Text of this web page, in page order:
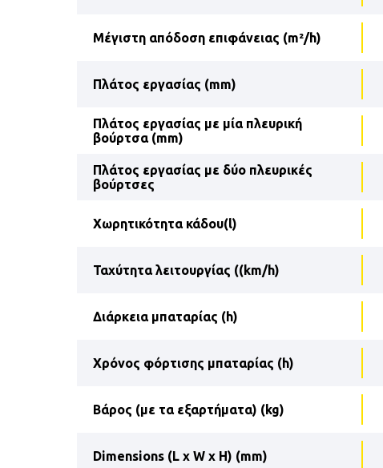
Μέγιστη απόδοση επιφάνειας (m²/h)
Πλάτος εργασίας (mm)
Πλάτος εργασίας με μία πλευρική
βούρτσα (mm)
Πλάτος εργασίας με δύο πλευρικές
βούρτσες
Χωρητικότητα κάδου(l)
Ταχύτητα λειτουργίας ((km/h)
Διάρκεια μπαταρίας (h)
Χρόνος φόρτισης μπαταρίας (h)
Βάρος (με τα εξαρτήματα) (kg)
Dimensions (L x W x H) (mm)